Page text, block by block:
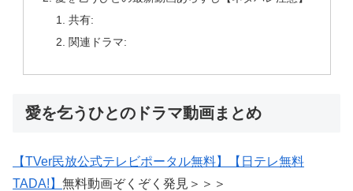
共有:
関連ドラマ:
愛を乞うひとのドラマ動画まとめ
【TVer民放公式テレビポータル無料】
【日テレ無料
TADA! 】 無料動画ぞくぞく発見＞＞＞